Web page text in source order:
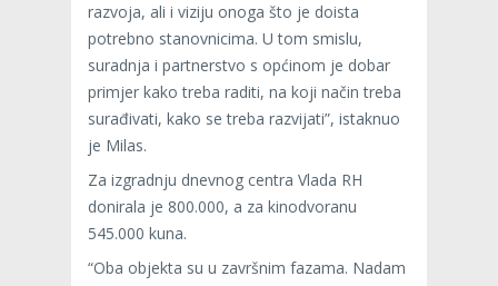
razvoja, ali i viziju onoga što je doista
potrebno stanovnicima. U tom smislu,
suradnja i partnerstvo s općinom je dobar
primjer kako treba raditi, na koji način treba
surađivati, kako se treba razvijati”, istaknuo
je Milas.
Za izgradnju dnevnog centra Vlada RH
donirala je 800.000, a za kinodvoranu
545.000 kuna.
“Oba objekta su u završnim fazama. Nadam